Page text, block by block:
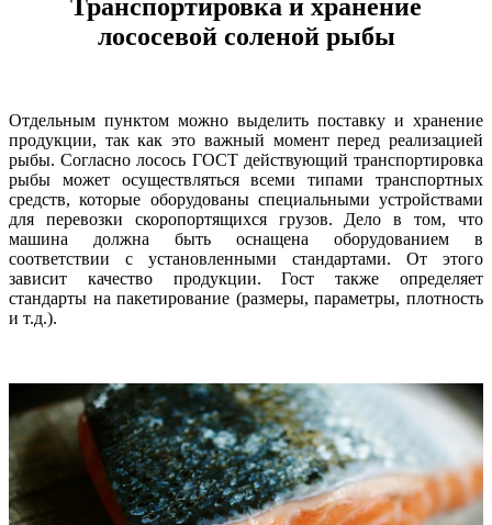
Транспортировка и хранение
лососевой соленой рыбы
Отдельным пунктом можно выделить поставку и хранение
продукции, так как это важный момент перед реализацией
рыбы. Согласно лосось ГОСТ действующий транспортировка
рыбы может осуществляться всеми типами транспортных
средств, которые оборудованы специальными устройствами
для перевозки скоропортящихся грузов. Дело в том, что
машина должна быть оснащена оборудованием в
соответствии с установленными стандартами. От этого
зависит качество продукции. Гост также определяет
стандарты на пакетирование (размеры, параметры, плотность
и т.д.).